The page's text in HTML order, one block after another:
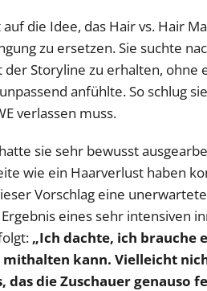
die Idee, das Hair vs. Hair
zu ersetzen. Sie suchte
Storyline zu erhalten, ohne
anfühlte. So schlug
verlassen muss.
sie sehr bewusst
wie ein Haarverlust haben
Vorschlag eine
eines sehr intensiven
„Ich dachte, ich brauche
mithalten kann. Vielleicht
das die Zuschauer genauso